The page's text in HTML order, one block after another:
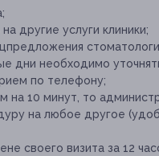
другие услуги клиники;
дни необходимо
по телефону;
на 10 минут, то
на любое другое
своего визита за 12